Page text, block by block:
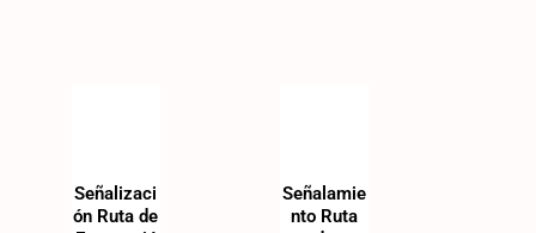
Señalizaci
ón Ruta de
Señalamie
nto Ruta